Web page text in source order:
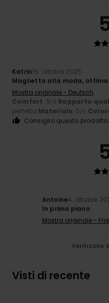
Katrin16. ottobre 2025
Maglietta alla moda,
Mostra originale - Deutsch
Comfort: 5/5 Rapporto
perfetta Materiale: 5/5
Consiglio questo prodotto
Antoine4. ottobre
In primo piano
Mostra originale -
Verificato
Visti di recente